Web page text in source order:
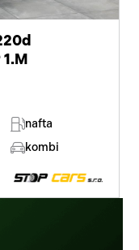
nafta
kombi